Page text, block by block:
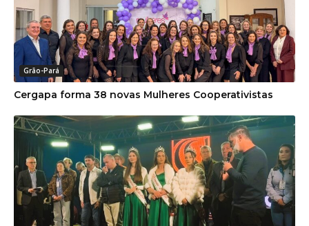
Grão-Pará
Cergapa forma 38 novas Mulheres Cooperativistas